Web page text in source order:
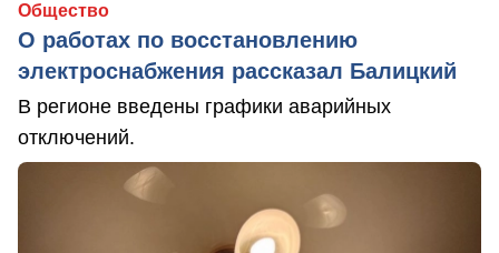
Общество
О работах по восстановлению
электроснабжения рассказал Балицкий
В регионе введены графики аварийных
отключений.